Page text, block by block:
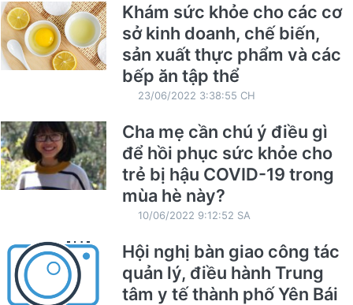
Khám sức khỏe cho các cơ
sở kinh doanh, chế biến,
sản xuất thực phẩm và các
bếp ăn tập thể
23/06/2022 3:38:55 CH
Cha mẹ cần chú ý điều gì
để hồi phục sức khỏe cho
trẻ bị hậu COVID-19 trong
mùa hè này?
10/06/2022 9:12:52 SA
Hội nghị bàn giao công tác
quản lý, điều hành Trung
tâm y tế thành phố Yên Bái